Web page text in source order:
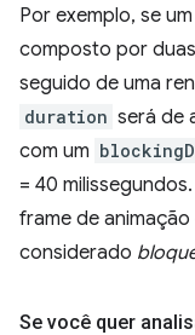
Por exemplo, se
composto por
seguido de uma
duration será de
com um
= 40
frame de
considerado
Se você quer